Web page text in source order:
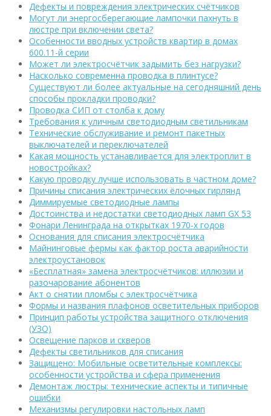
Дефекты и повреждения электрических счётчиков
Могут ли энергосберегающие лампочки пахнуть в
люстре при включении света?
Особенности вводных устройств квартир в домах
600.11-й серии
Может ли электросчётчик задымить без нагрузки?
Насколько современна проводка в плинтусе?
Существуют ли более актуальные на сегодняшний день
способы прокладки проводки?
Проводка СИП от столба к дому
Требования к уличным светодиодным светильникам
Технические обслуживание и ремонт пакетных
выключателей и переключателей
Какая мощность устанавливается для электроплит в
новостройках?
Какую проводку лучше использовать в частном доме?
Причины списания электрических ёлочных гирлянд
Диммируемые светодиодные лампы
Достоинства и недостатки светодиодных ламп GX 53
Фонари Ленинграда на открытках 1970-х годов
Основания для списания электросчётчика
Майнинговые фермы как фактор роста аварийности
электроустановок
«Бесплатная» замена электросчётчиков: иллюзии и
разочарование абонентов
Акт о снятии пломбы с электросчётчика
Формы и названия плафонов осветительных приборов
Принцип работы устройства защитного отключения
(УЗО)
Освещение парков и скверов
Дефекты светильников для списания
Защищено: Мобильные осветительные комплексы:
особенности устройства и сфера применения
Демонтаж люстры: технические аспекты и типичные
ошибки
Механизмы регулировки настольных ламп